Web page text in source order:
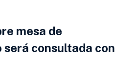
mesa de
consultada con